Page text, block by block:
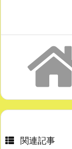
関連記事